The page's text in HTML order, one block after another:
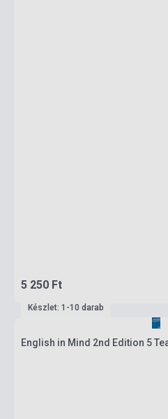
5 250 Ft
Készlet: 1-10 darab
English in Mind 2nd Edition 5